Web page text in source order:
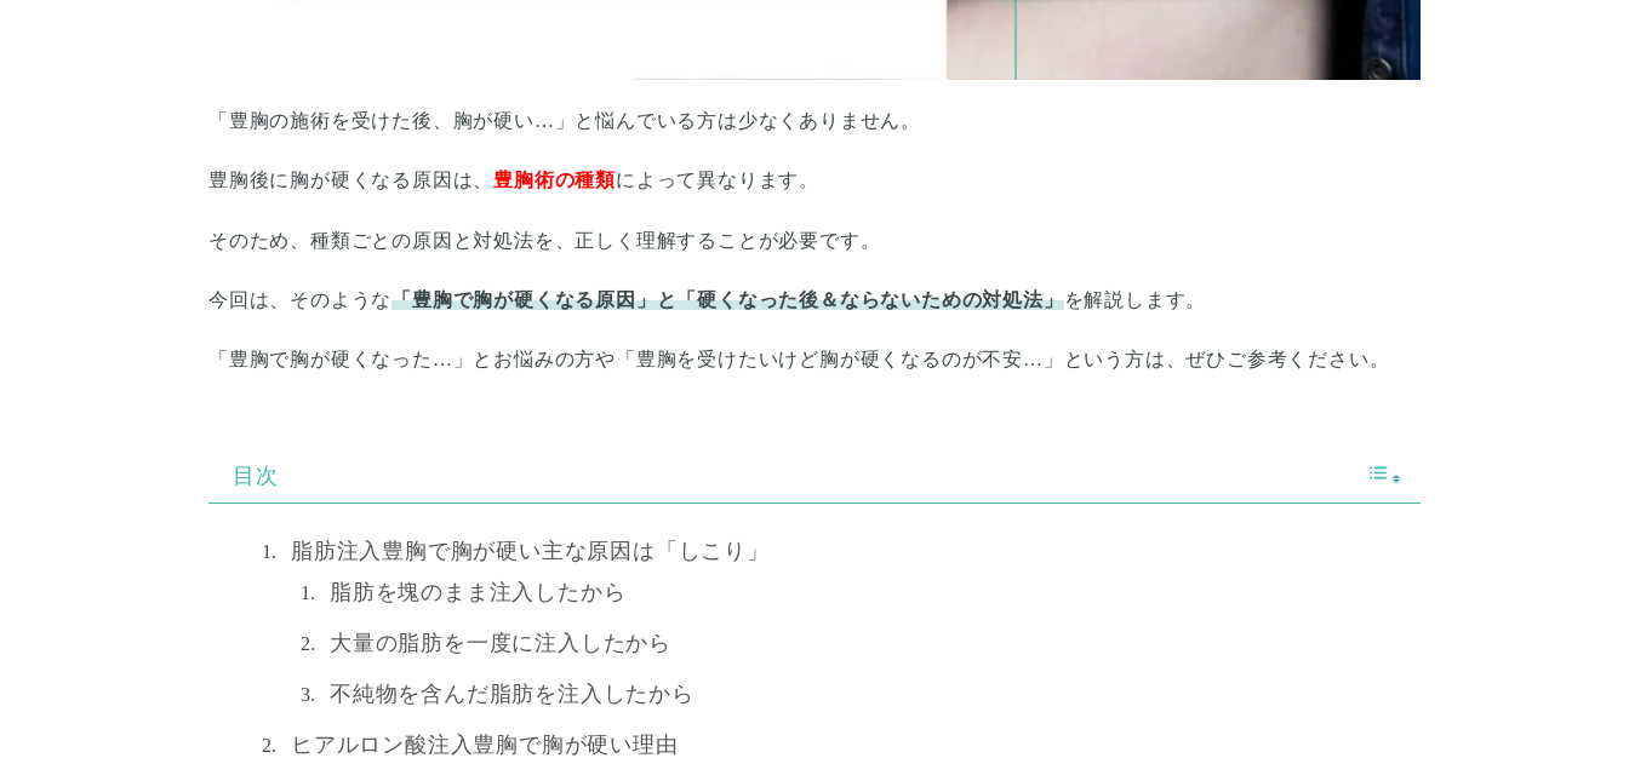
「豊胸の施術を受けた後、胸が硬い…」と悩んでいる方は少なくありません。
豊胸後に胸が硬くなる原因は、 豊胸術の種類によって異なります。
そのため、種類ごとの原因と対処法を、正しく理解することが必要です。
今回は、そのような「豊胸で胸が硬くなる原因」と「硬くなった後＆ならないための対処法」を解説します。
「豊胸で胸が硬くなった…」とお悩みの方や「豊胸を受けたいけど胸が硬くなるのが不安…」という方は、ぜひご参考ください。
目次
脂肪注入豊胸で胸が硬い主な原因は「しこり」
脂肪を塊のまま注入したから
大量の脂肪を一度に注入したから
不純物を含んだ脂肪を注入したから
ヒアルロン酸注入豊胸で胸が硬い理由